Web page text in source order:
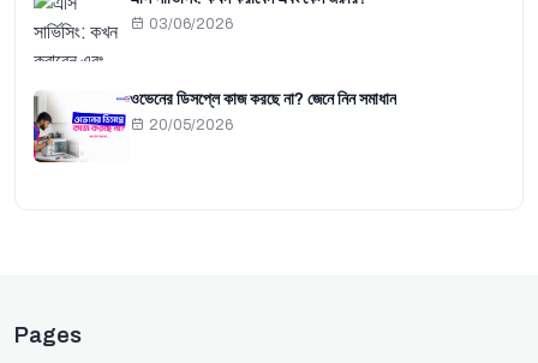
03/06/2026
ওভেনের ডিসপ্লে কাজ করছে না? জেনে নিন সমাধান
20/05/2026
Pages